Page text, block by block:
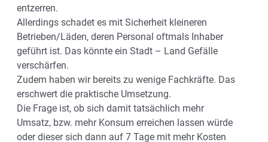
entzerren.
Allerdings schadet es mit Sicherheit kleineren
Betrieben/Läden, deren Personal oftmals Inhaber
geführt ist. Das könnte ein Stadt – Land Gefälle
verschärfen.
Zudem haben wir bereits zu wenige Fachkräfte. Das
erschwert die praktische Umsetzung.
Die Frage ist, ob sich damit tatsächlich mehr
Umsatz, bzw. mehr Konsum erreichen lassen würde
oder dieser sich dann auf 7 Tage mit mehr Kosten